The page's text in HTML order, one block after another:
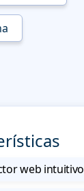
web intuitivo